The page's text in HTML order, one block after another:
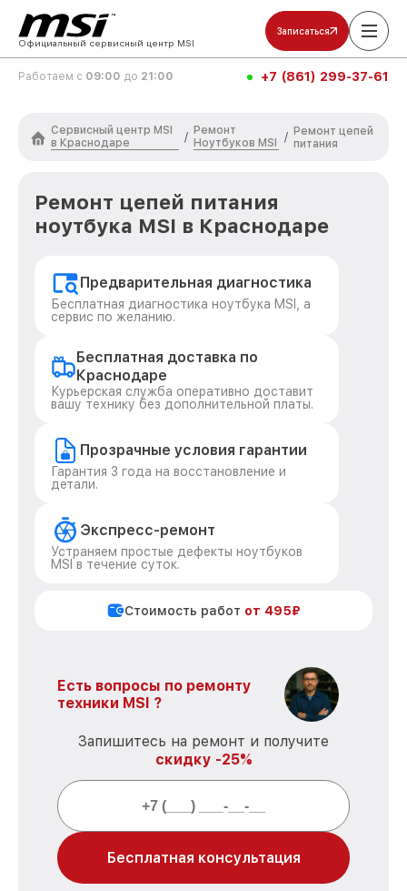
Официальный сервисный центр MSI
Записаться
Работаем с 09:00 до 21:00 +7 (861) 299-37-61
Сервисный центр MSI
в Краснодаре
/
Ремонт
Ноутбуков MSI
/ Ремонт цепей
питания
Ремонт цепей питания
ноутбука MSI в Краснодаре
Предварительная диагностика
Бесплатная диагностика ноутбука MSI, а
сервис по желанию.
Бесплатная доставка по
Краснодаре
Курьерская служба оперативно доставит
вашу технику без дополнительной платы.
Прозрачные условия гарантии
Гарантия 3 года на восстановление и
детали.
Экспресс-ремонт
Устраняем простые дефекты ноутбуков
MSI в течение суток.
Стоимость работ от 495₽
Есть вопросы по ремонту
техники MSI ?
Запишитесь на ремонт и получите
скидку -25%
Бесплатная консультация